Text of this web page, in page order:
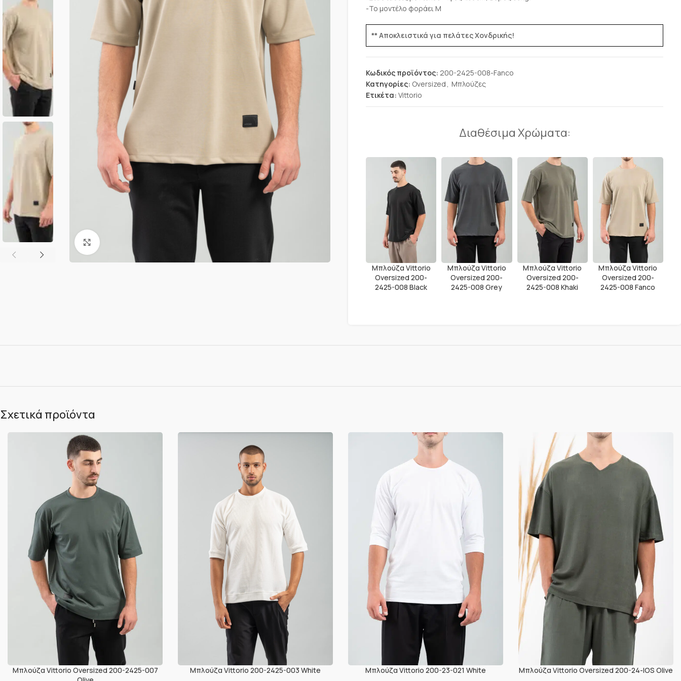
-Το μοντέλο φοράει M
** Αποκλειστικά για πελάτες Χονδρικής!
Κωδικός προϊόντος: 200-2425-008-Fanco
Κατηγορίες: Oversized , Μπλούζες
Ετικέτα: Vittorio
Διαθέσιμα Χρώματα:
Μπλούζα Vittorio
Oversized 200-
2425-008 Black
Μπλούζα Vittorio
Oversized 200-
2425-008 Grey
Μπλούζα Vittorio
Oversized 200-
2425-008 Khaki
Μπλούζα Vittorio
Oversized 200-
2425-008 Fanco
Σχετικά προϊόντα
Μπλούζα Vittorio Oversized 200-2425-007
Μπλούζα Vittorio 200-2425-003 White Μπλούζα Vittorio 200-23-021 White Μπλούζα Vittorio Oversized 200-24-IOS Olive